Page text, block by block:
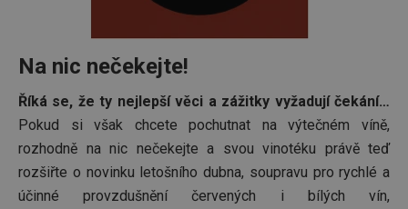
Na nic nečekejte!
Říká se, že ty nejlepší věci a zážitky vyžadují čekání…
Pokud si však chcete pochutnat na výtečném víně,
rozhodně na nic nečekejte a svou vinotéku právě teď
rozšiřte o novinku letošního dubna, soupravu pro rychlé a
účinné provzdušnění červených i bílých vín,